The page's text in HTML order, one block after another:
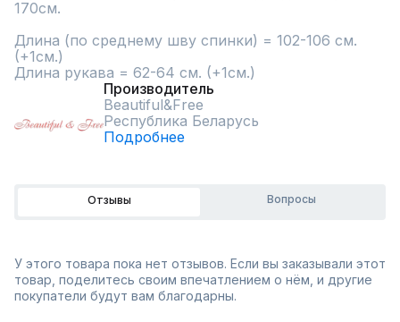
170см.
Длина (по среднему шву спинки) = 102-106 см.
(+1см.)
Длина рукава = 62-64 см. (+1см.)
Производитель
Beautiful&Free
Республика Беларусь
Подробнее
Отзывы Вопросы
У этого товара пока нет отзывов. Если вы заказывали этот
товар, поделитесь своим впечатлением о нём, и другие
покупатели будут вам благодарны.